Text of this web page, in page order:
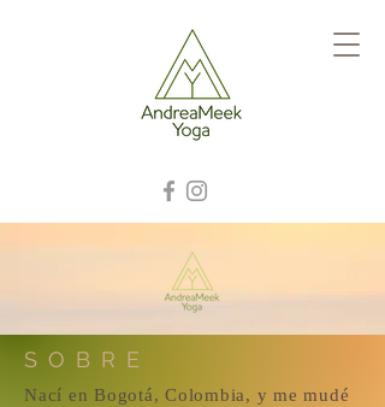
SOBRE
Nací en Bogotá, Colombia, y me mudé